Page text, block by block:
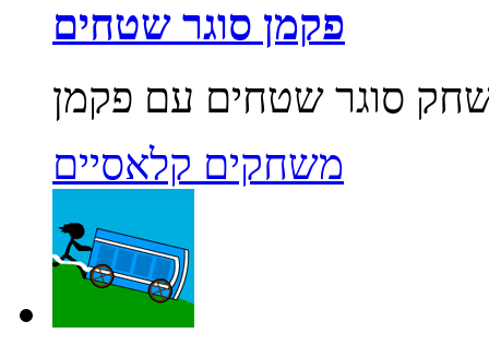
פקמן סוגר שטחים
משחקים קלאסיים